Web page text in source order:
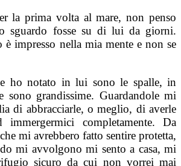
la prima volta al mare, non penso
sguardo fosse su di lui da giorni.
impresso nella mia mente e non se
ho notato in lui sono le spalle, in
sono grandissime. Guardandole mi
di abbracciarle, o meglio, di averle
completamente. Da
mi avrebbero fatto sentire protetta,
mi avvolgono mi sento a casa, mi
sicuro da cui non vorrei mai